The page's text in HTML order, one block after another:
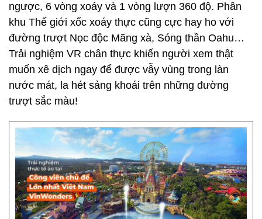
ngược, 6 vòng xoáy và 1 vòng lượn 360 độ. Phân
khu Thế giới xốc xoáy thực cũng cực hay ho với
đường trượt Nọc độc Mãng xà, Sóng thần Oahu…
Trải nghiệm VR chân thực khiến người xem thật
muốn xê dịch ngay để được vẫy vùng trong làn
nước mát, la hét sảng khoái trên những đường
trượt sắc màu!